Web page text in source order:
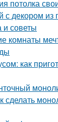
потолка
с декором
советы
комнаты
как
сделать